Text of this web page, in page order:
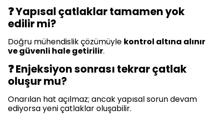
❓ Yapısal çatlaklar tamamen yok
edilir mi?
Doğru mühendislik çözümüyle kontrol altına alınır
ve güvenli hale getirilir.
❓ Enjeksiyon sonrası tekrar çatlak
oluşur mu?
Onarılan hat açılmaz; ancak yapısal sorun devam
ediyorsa yeni çatlaklar oluşabilir.